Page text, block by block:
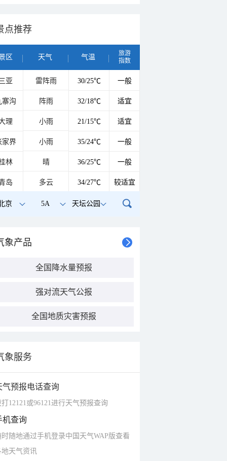
点推荐
区 天气 气温
旅游
指数
亚 雷阵雨 30/25℃ 一般
寨沟 阵雨 32/18℃ 适宜
理 小雨 21/15℃ 适宜
家界 小雨 35/24℃ 一般
林 晴 36/25℃ 一般
岛 多云 34/27℃ 较适宜
京 5A 天坛公园
象产品
全国降水量预报
强对流天气公报
全国地质灾害预报
象服务
气预报电话查询
打12121或96121进行天气预报查询
机查询
时随地通过手机登录中国天气WAP版查看
地天气资讯